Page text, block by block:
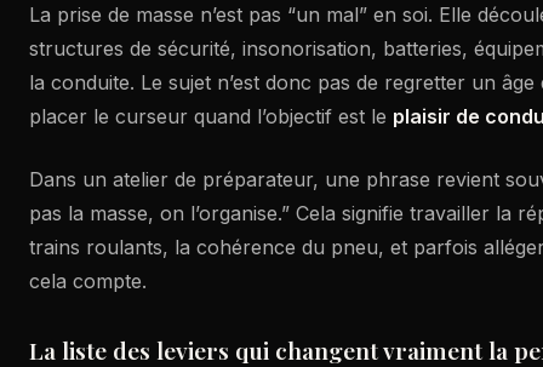
La prise de masse n’est pas “un mal” en soi. Elle
structures de sécurité, insonorisation, batteries,
la conduite. Le sujet n’est donc pas de regretter un âge
placer le curseur quand l’objectif est le plaisir de
Dans un atelier de préparateur, une phrase revient
pas la masse, on l’organise.” Cela signifie travailler la
trains roulants, la cohérence du pneu, et parfois
cela compte.
La liste des leviers qui changent vraiment la